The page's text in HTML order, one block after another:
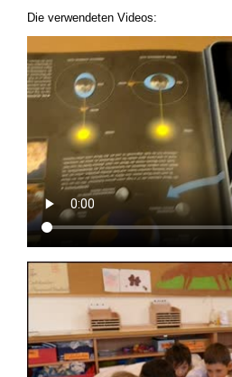
Die verwendeten Videos: